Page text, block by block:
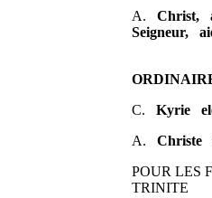
A.
Christ,
Seigneur,
C.Kyrie
A.Christe
POUR LES
TRINITE